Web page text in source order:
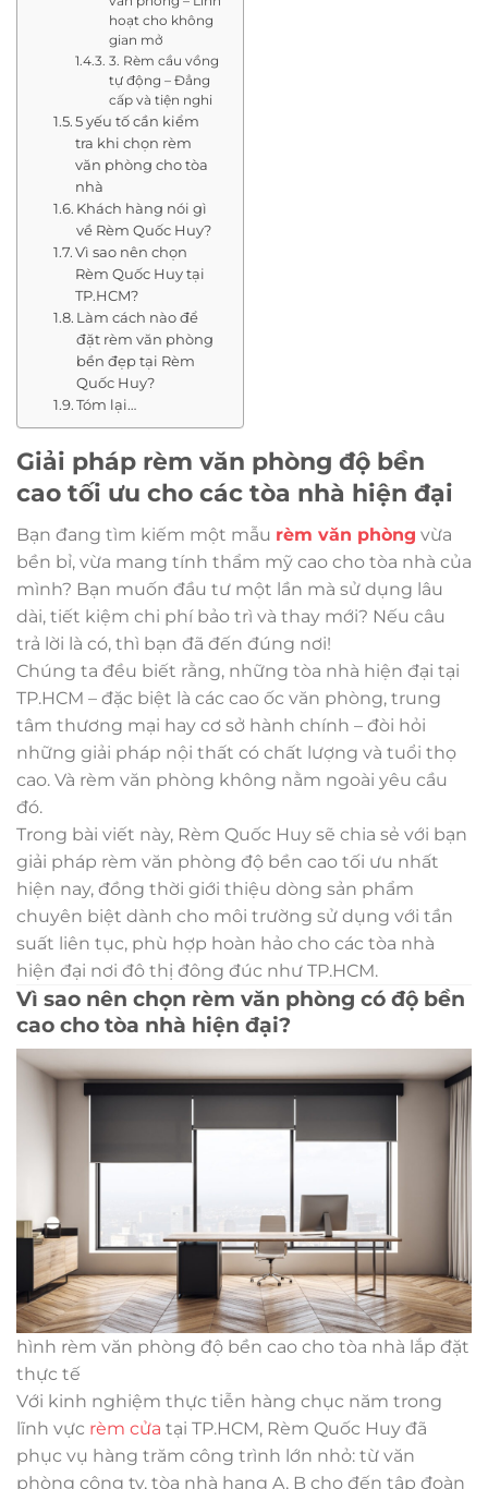
hoạt cho không
gian mở
3. Rèm cầu vồng
tự động – Đẳng
cấp và tiện nghi
5 yếu tố cần kiểm
tra khi chọn rèm
văn phòng cho tòa
nhà
Khách hàng nói gì
về Rèm Quốc Huy?
Vì sao nên chọn
Rèm Quốc Huy tại
TP.HCM?
Làm cách nào để
đặt rèm văn phòng
bền đẹp tại Rèm
Quốc Huy?
Tóm lại…
Giải pháp rèm văn phòng độ bền
cao tối ưu cho các tòa nhà hiện đại
Bạn đang tìm kiếm một mẫu rèm văn phòng vừa
bền bỉ, vừa mang tính thẩm mỹ cao cho tòa nhà của
mình? Bạn muốn đầu tư một lần mà sử dụng lâu
dài, tiết kiệm chi phí bảo trì và thay mới? Nếu câu
trả lời là có, thì bạn đã đến đúng nơi!
Chúng ta đều biết rằng, những tòa nhà hiện đại tại
TP.HCM – đặc biệt là các cao ốc văn phòng, trung
tâm thương mại hay cơ sở hành chính – đòi hỏi
những giải pháp nội thất có chất lượng và tuổi thọ
cao. Và rèm văn phòng không nằm ngoài yêu cầu
đó.
Trong bài viết này, Rèm Quốc Huy sẽ chia sẻ với bạn
giải pháp rèm văn phòng độ bền cao tối ưu nhất
hiện nay, đồng thời giới thiệu dòng sản phẩm
chuyên biệt dành cho môi trường sử dụng với tần
suất liên tục, phù hợp hoàn hảo cho các tòa nhà
hiện đại nơi đô thị đông đúc như TP.HCM.
Vì sao nên chọn rèm văn phòng có độ bền
cao cho tòa nhà hiện đại?
hình rèm văn phòng độ bền cao cho tòa nhà lắp đặt
thực tế
Với kinh nghiệm thực tiễn hàng chục năm trong
lĩnh vực rèm cửa tại TP.HCM, Rèm Quốc Huy đã
phục vụ hàng trăm công trình lớn nhỏ: từ văn
phòng công ty, tòa nhà hạng A, B cho đến tập đoàn